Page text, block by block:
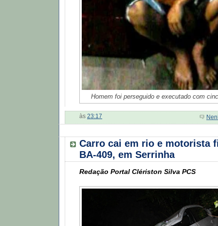
Homem foi perseguido e executado com
às 23:17
Carro cai em rio e motorista
BA-409, em Serrinha
Redação Portal Clériston Silva PCS